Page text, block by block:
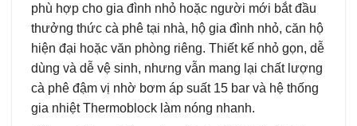
phù hợp cho gia đình nhỏ hoặc người mới bắt đầu
thưởng thức cà phê tại nhà, hộ gia đình nhỏ, căn hộ
hiện đại hoặc văn phòng riêng. Thiết kế nhỏ gọn, dễ
dùng và dễ vệ sinh, nhưng vẫn mang lại chất lượng
cà phê đậm vị nhờ bơm áp suất 15 bar và hệ thống
gia nhiệt Thermoblock làm nóng nhanh.